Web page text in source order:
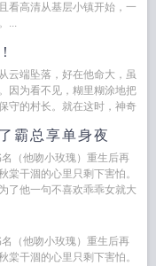
看高清从基层小镇开始，一
...
云端坠落，好在他命大，虽
因为看不见，糊里糊涂地把
守的村长。就在这时，神奇
霸总享单身夜
（他吻小玫瑰）重生后再
棠干涸的心里只剩下害怕。
了他一句不喜欢乖乖女就大
（他吻小玫瑰）重生后再
棠干涸的心里只剩下害怕。